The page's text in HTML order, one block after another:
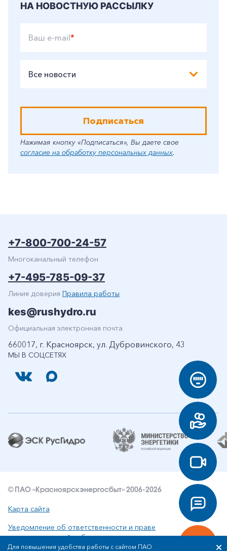
НА НОВОСТНУЮ РАССЫЛКУ
Ваш e-mail*
Все новости
Подписаться
Нажимая кнопку «Подписаться», Вы даете свое
согласие на обработку персональных данных.
МЫ В СОЦСЕТЯХ
+7-800-700-24-57
Многоканальный телефон
+7-495-785-09-37
Линия доверия Правила работы
kes@rushydro.ru
Официальная электронная почта
660017, г. Красноярск, ул. Дубровинского, 43
© ПАО «Красноярскэнергосбыт» 2006-2026
Карта сайта
Уведомление об ответственности и праве
интеллектуальной собственности
Для повышения удобства работы с сайтом ПАО